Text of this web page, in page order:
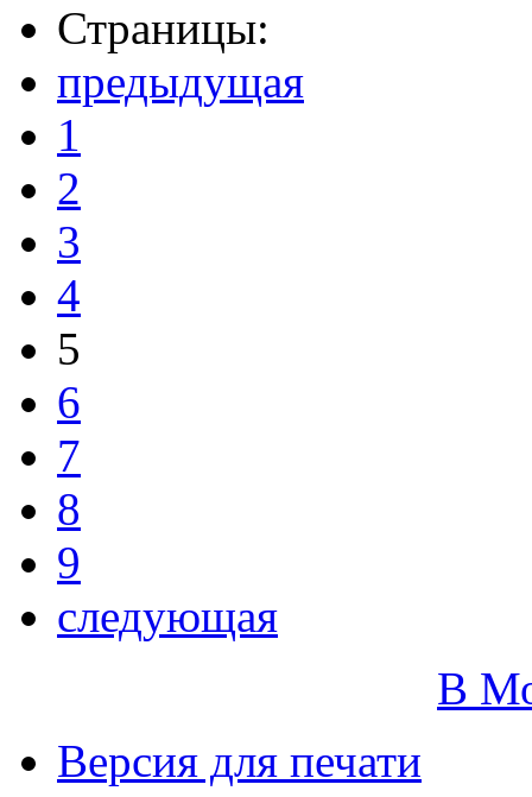
Страницы:
предыдущая
1
2
3
4
5
6
7
8
9
следующая
В
Версия для печати